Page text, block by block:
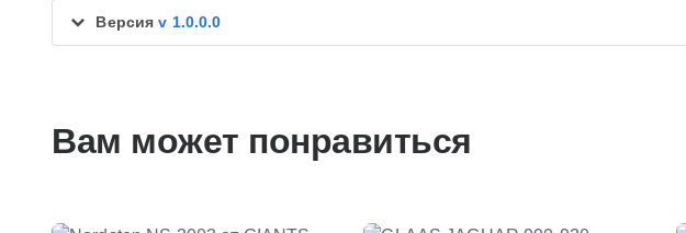
Версияv 1.0.0.0
Вам может понравиться